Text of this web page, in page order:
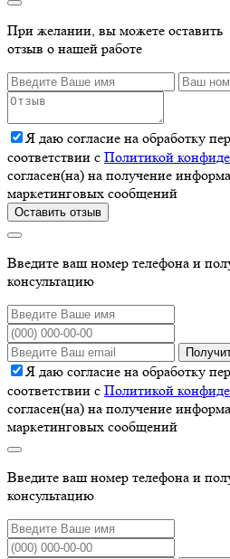
При желании, вы можете оставить
отзыв о нашей работе
Я даю согласие на обработку
соответствии с Политикой
согласен(на) на получение
маркетинговых сообщений
Оставить отзыв
Введите ваш номер телефона и
консультацию
Я даю согласие на обработку
соответствии с Политикой
согласен(на) на получение
маркетинговых сообщений
Введите ваш номер телефона и
консультацию